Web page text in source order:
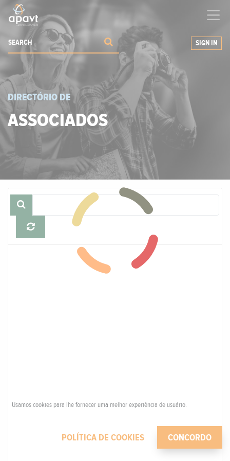
grow your business
SIGN IN
DIRECTÓRIO DE
ASSOCIADOS
Usamos cookies para lhe fornecer uma melhor experiência de usuário.
POLÍTICA DE COOKIES CONCORDO